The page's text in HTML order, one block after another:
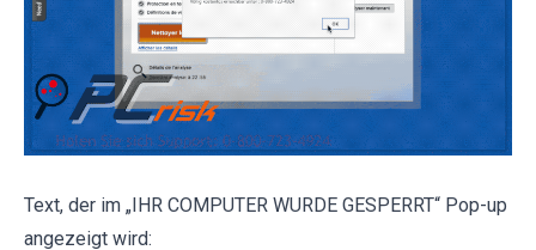
Text, der im „IHR COMPUTER WURDE GESPERRT“ Pop-up
angezeigt wird: